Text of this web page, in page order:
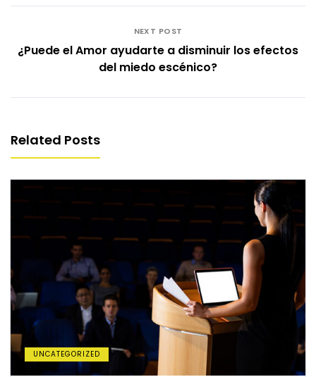
NEXT POST
¿Puede el Amor ayudarte a disminuir los efectos
del miedo escénico?
Related Posts
UNCATEGORIZED